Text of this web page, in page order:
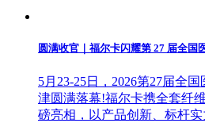
圆满收官｜福尔卡闪耀第 27 届全国
5月23-25日，2026第27届全
津圆满落幕!福尔卡携全套纤
磅亮相，以产品创新、标杆